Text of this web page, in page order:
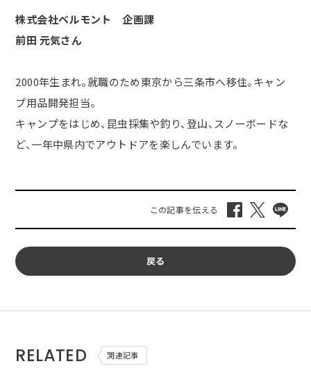
株式会社ベルモント 企画課
前田 元気さん
2000年生まれ。就職のため東京から三条市へ移住。キャン
プ用品開発担当。
キャンプをはじめ、昆虫採集や釣り、登山、スノーボードな
ど、一年中県内でアウトドアを楽しんでいます。
戻る
RELATED 関連記事